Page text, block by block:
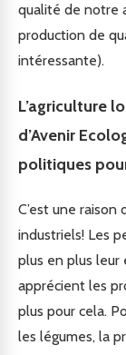
qualité de notre
production de
intéressante).
L’agriculture
d’Avenir
politiques
C’est une
industriels! Les
plus en plus leur
apprécient les
plus pour cela.
les légumes, la